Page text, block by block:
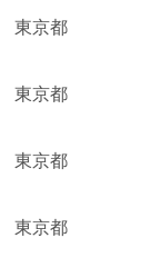
東京都
東京都
東京都
東京都